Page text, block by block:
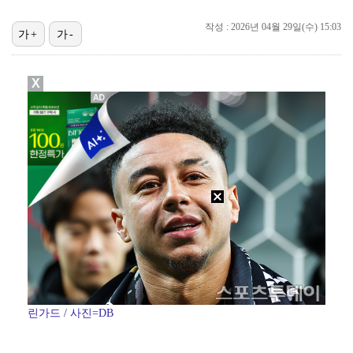
"스토킹 피해자" 황정민VS"2억대 손해배상" A 씨,…
고영욱, 도 넘은 저격 논란…이번엔 박하선에 "감당 안…
기록적인 폭염에 멈췄던 KBO, 11일부터 순위 경쟁 …
김지원, 어린이병원에 1억원 쾌척 "'닥터X' 촬영 중…
작성 : 2026년 04월 29일(수) 15:03
가+ 가-
린가드 / 사진=DB
X